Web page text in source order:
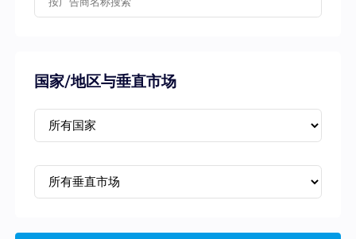
国家/地区与垂直市场